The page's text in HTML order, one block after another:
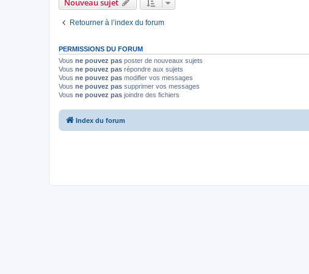
Nouveau sujet
Retourner à l’index du forum
PERMISSIONS DU FORUM
Vous ne pouvez pas poster de nouveaux sujets
Vous ne pouvez pas répondre aux sujets
Vous ne pouvez pas modifier vos messages
Vous ne pouvez pas supprimer vos messages
Vous ne pouvez pas joindre des fichiers
Index du forum